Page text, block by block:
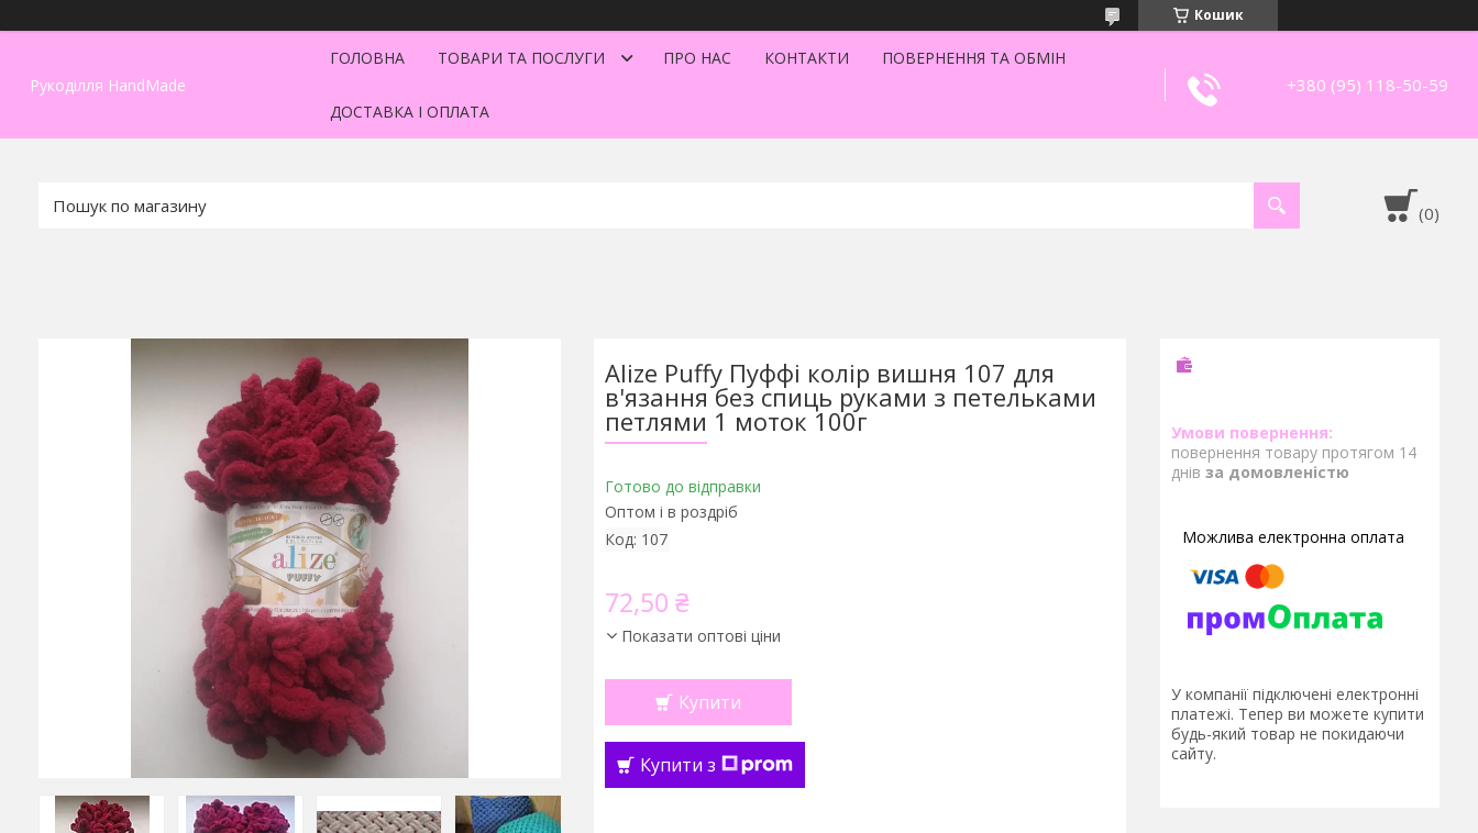
Кошик
Рукоділля HandMade
ГОЛОВНА ТОВАРИ ТА ПОСЛУГИ ПРО НАС КОНТАКТИ ПОВЕРНЕННЯ ТА ОБМІН
ДОСТАВКА І ОПЛАТА
+380 (95) 118-50-59
Alize Puffy Пуффі колір вишня 107 для
в'язання без спиць руками з петельками
петлями 1 моток 100г
Готово до відправки
Оптом і в роздріб
Код: 107
72,50 ₴
Показати оптові ціни
Купити
Купити з
повернення товару протягом 14
днів за домовленістю
У компанії підключені електронні
платежі. Тепер ви можете купити
будь-який товар не покидаючи
сайту.